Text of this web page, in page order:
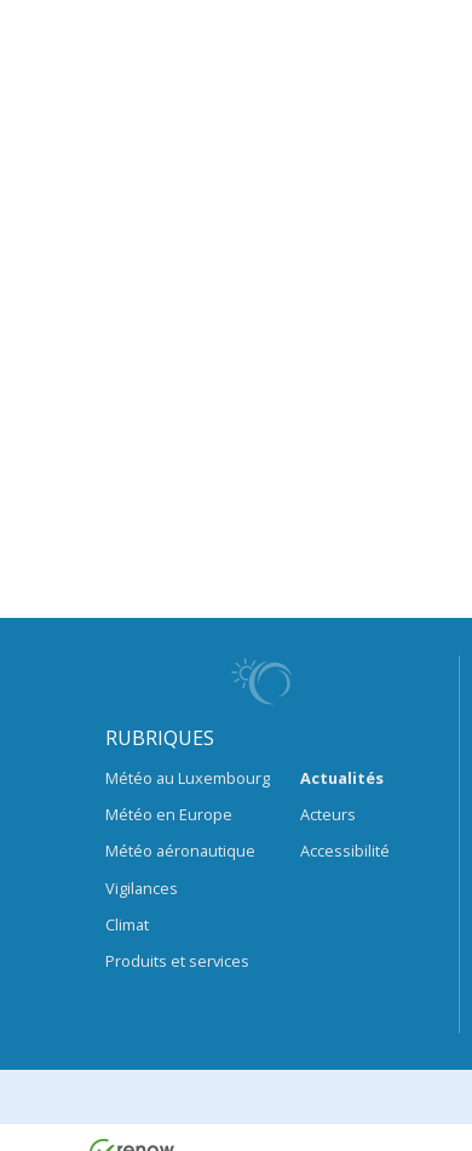
RUBRIQUES
Météo au Luxembourg
Météo en Europe
Météo aéronautique
Vigilances
Climat
Produits et services
Actualités
Acteurs
Accessibilité